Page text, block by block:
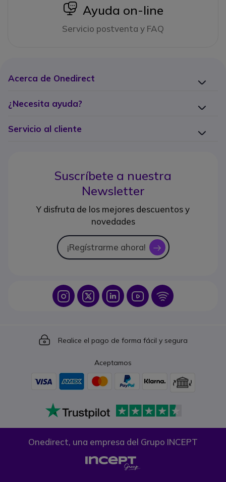
icon
Ayuda on-line
Servicio postventa y FAQ
Acerca de Onedirect
¿Necesita ayuda?
Servicio al cliente
Suscríbete a nuestra
Newsletter
Y disfruta de los mejores descuentos y
novedades
¡Regístrarme ahora! icon
Icon IconIcon Icon Icon
Icon
Realice el pago de forma fácil y segura
Aceptamos
Onedirect, una empresa del Grupo INCEPT